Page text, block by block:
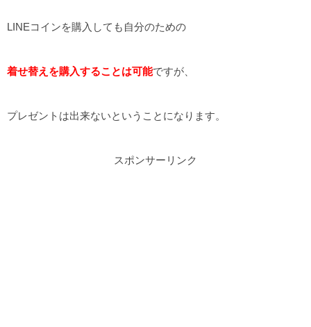
LINEコインを購入しても自分のための
着せ替えを購入することは可能ですが、
プレゼントは出来ないということになります。
スポンサーリンク